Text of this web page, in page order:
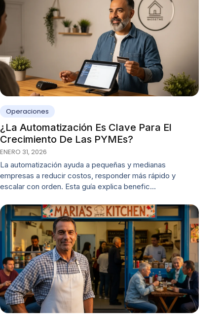
Operaciones
¿La Automatización Es Clave Para El
Crecimiento De Las PYMEs?
ENERO 31, 2026
La automatización ayuda a pequeñas y medianas
empresas a reducir costos, responder más rápido y
escalar con orden. Esta guía explica benefic…